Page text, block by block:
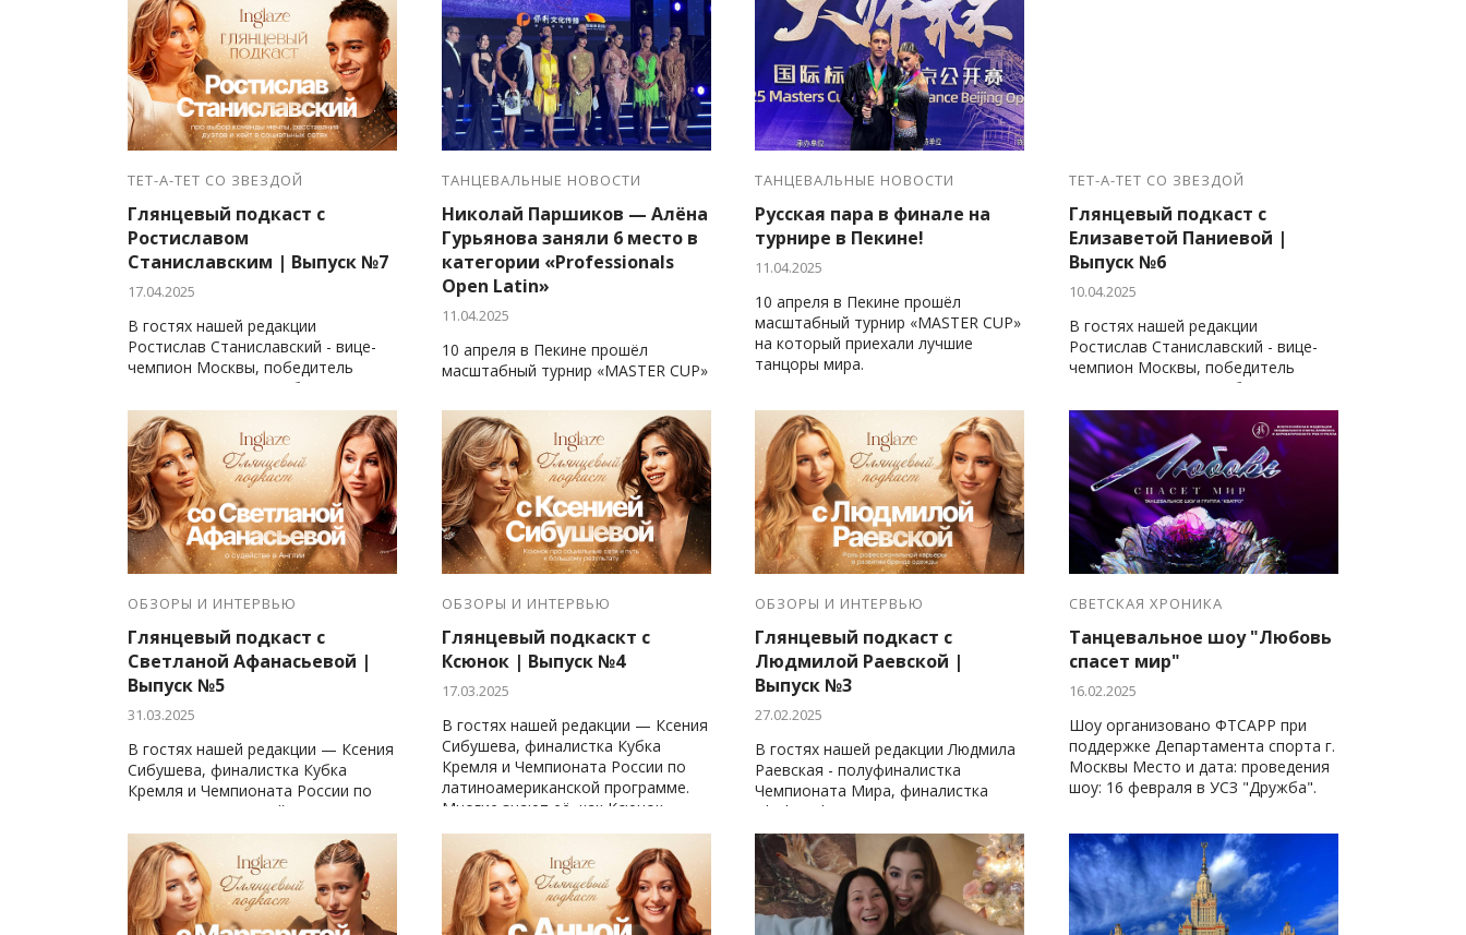
ТЕТ-А-ТЕТ СО ЗВЕЗДОЙ
Глянцевый подкаст с
Ростиславом
Станиславским | Выпуск №7
17.04.2025
В гостях нашей редакции
Ростислав Станиславский - вице-
чемпион Москвы, победитель
Первенства России, обладатель
Кубка Мира
ТАНЦЕВАЛЬНЫЕ НОВОСТИ
Николай Паршиков — Алёна
Гурьянова заняли 6 место в
категории «Professionals
Open Latin»
11.04.2025
10 апреля в Пекине прошёл
масштабный турнир «MASTER CUP»
танцоры мира.
ТАНЦЕВАЛЬНЫЕ НОВОСТИ
Русская пара в финале на
турнире в Пекине!
11.04.2025
10 апреля в Пекине прошёл
масштабный турнир «MASTER CUP»
на который приехали лучшие
танцоры мира.
ТЕТ-А-ТЕТ СО ЗВЕЗДОЙ
Глянцевый подкаст с
Елизаветой Паниевой |
Выпуск №6
10.04.2025
В гостях нашей редакции
Ростислав Станиславский - вице-
чемпион Москвы, победитель
Первенства России, обладатель
Кубка Мира
ОБЗОРЫ И ИНТЕРВЬЮ
Глянцевый подкаст с
Светланой Афанасьевой |
Выпуск №5
31.03.2025
В гостях нашей редакции — Ксения
Сибушева, финалистка Кубка
Кремля и Чемпионата России по
латиноамериканской программе.
Многие знают её, как Ксюнок —
популярного блогера в
танцевальном мире.
ОБЗОРЫ И ИНТЕРВЬЮ
Глянцевый подкаскт с
Ксюнок | Выпуск №4
17.03.2025
В гостях нашей редакции — Ксения
Сибушева, финалистка Кубка
Кремля и Чемпионата России по
латиноамериканской программе.
Многие знают её, как Ксюнок —
популярного блогера в
танцевальном мире.
ОБЗОРЫ И ИНТЕРВЬЮ
Глянцевый подкаст с
Людмилой Раевской |
Выпуск №3
27.02.2025
В гостях нашей редакции Людмила
Раевская - полуфиналистка
Чемпионата Мира, финалистка
Blackpool.
СВЕТСКАЯ ХРОНИКА
Танцевальное шоу "Любовь
спасет мир"
16.02.2025
Шоу организовано ФТСАРР при
поддержке Департамента спорта г.
Москвы Место и дата: проведения
шоу: 16 февраля в УСЗ "Дружба".